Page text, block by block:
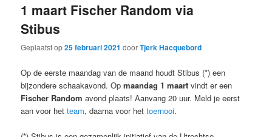
1 maart Fischer Random via
Stibus
Geplaatst op25 februari 2021 doorTjerk Hacquebord
Op de eerste maandag van de maand houdt Stibus (*) een
bijzondere schaakavond. Opmaandag 1 maartvindt er een
Fischer Random avond plaats! Aanvang 20 uur. Meld je eerst
aan voor hetteam, daarna voor hettoernooi.